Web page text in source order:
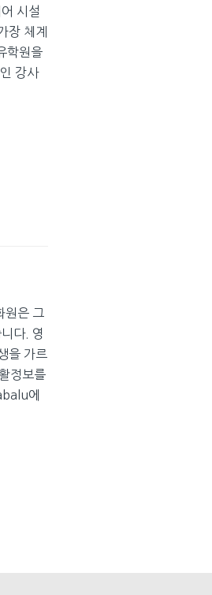
시설
장 체계
학원을
강사
원은 그
다. 영
을 가르
정보를
에